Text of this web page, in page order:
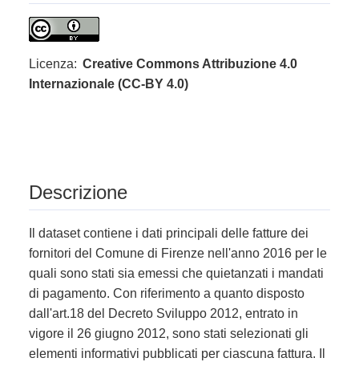
Licenza: Creative Commons Attribuzione 4.0
Internazionale (CC-BY 4.0)
Descrizione
Il dataset contiene i dati principali delle fatture dei
fornitori del Comune di Firenze nell'anno 2016 per le
quali sono stati sia emessi che quietanzati i mandati
di pagamento. Con riferimento a quanto disposto
dall'art.18 del Decreto Sviluppo 2012, entrato in
vigore il 26 giugno 2012, sono stati selezionati gli
elementi informativi pubblicati per ciascuna fattura. Il